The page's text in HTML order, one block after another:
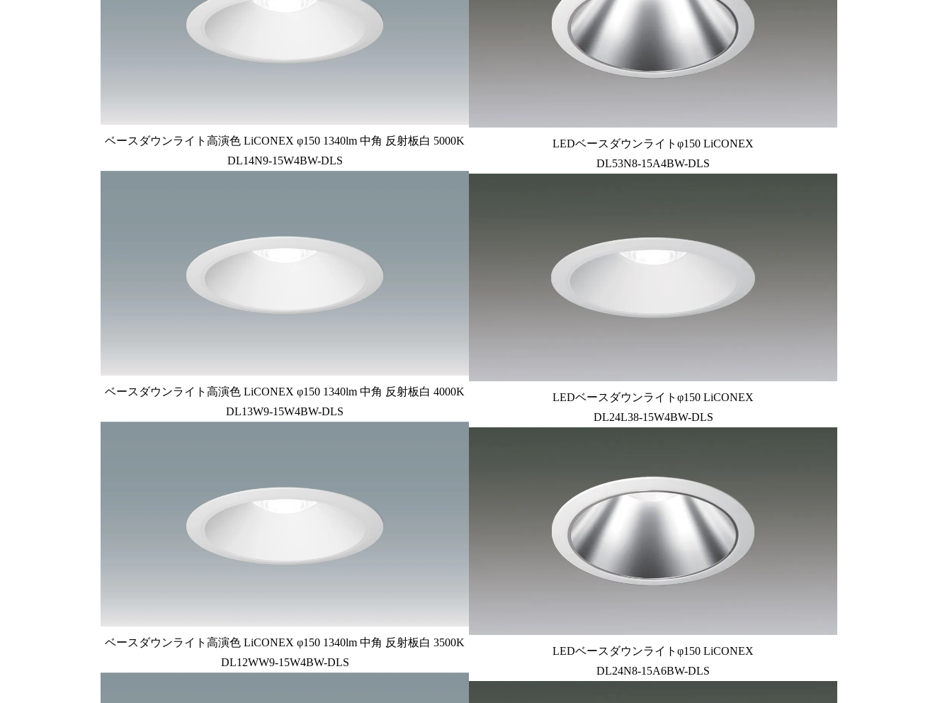
ベースダウンライト高演色 LiCONEX φ150 1340lm 中角 反射板白 5000K
DL14N9-15W4BW-DLS
ベースダウンライト高演色 LiCONEX φ150 1340lm 中角 反射板白 4000K
DL13W9-15W4BW-DLS
ベースダウンライト高演色 LiCONEX φ150 1340lm 中角 反射板白 3500K
DL12WW9-15W4BW-DLS
LEDベースダウンライトφ150 LiCONEX
DL53N8-15A4BW-DLS
LEDベースダウンライトφ150 LiCONEX
DL24L38-15W4BW-DLS
LEDベースダウンライトφ150 LiCONEX
DL24N8-15A6BW-DLS